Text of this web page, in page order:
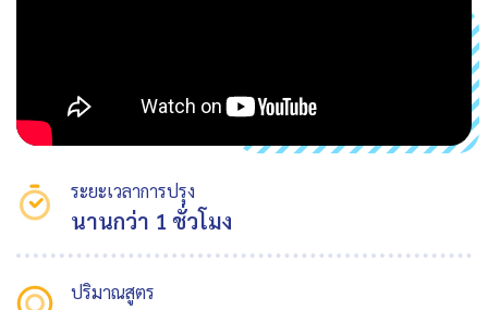
ระยะเวลาการปรุง
นานกว่า 1 ชั่วโมง
ปริมาณสูตร